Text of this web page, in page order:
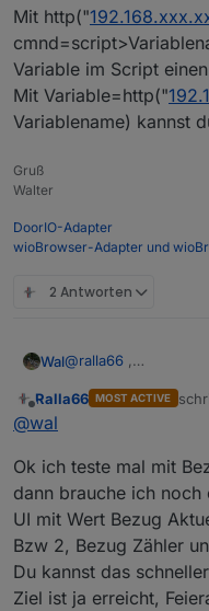
Status SNS
Dann den
Dieser Wert
Dann Script
Weiter dann mit
und A ?
Gruß Ralla
Nachtrag,
dann würden
Mit http("
Variable im Script
Mit Variable=http("
Variablename) kannst
Gruß
Walter
DoorIO-Adapter
wioBrowser-Adapter und
2 Antworten
Wal@ralla66 ,
Mit http("
Mit Variable=http("
Offline
Ralla66 MOST ACTIVE
@wal
Ok ich teste mal mit
dann brauche ich noch
UI mit Wert Bezug
Bzw 2, Bezug Zähler
Du kannst das
Ziel ist ja erreicht,